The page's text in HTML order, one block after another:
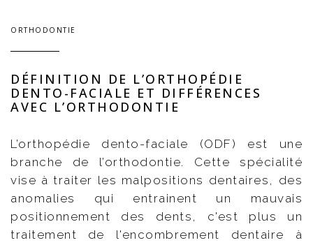
ORTHODONTIE
DÉFINITION DE L’ORTHOPÉDIE
DENTO-FACIALE ET DIFFÉRENCES
AVEC L’ORTHODONTIE
L’orthopédie dento-faciale (ODF) est une
branche de l’orthodontie. Cette spécialité
vise à traiter les malpositions dentaires, des
anomalies qui entrainent un mauvais
positionnement des dents, c'est plus un
traitement de l'encombrement dentaire à